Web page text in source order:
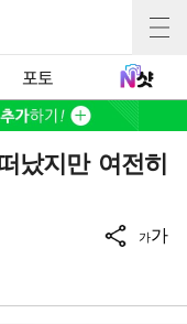
포토
났지만 여전히
가가